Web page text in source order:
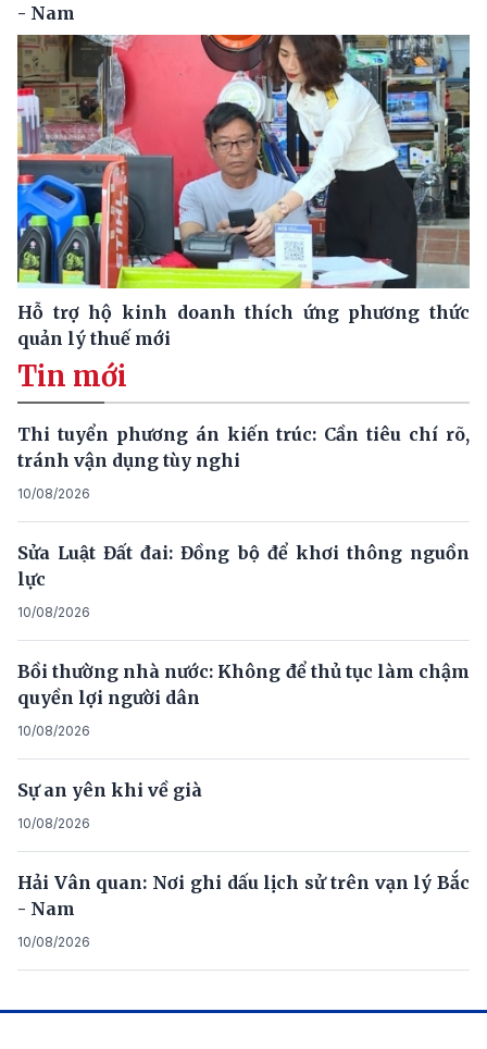
- Nam
Hỗ trợ hộ kinh doanh thích ứng phương thức
quản lý thuế mới
Tin mới
Thi tuyển phương án kiến trúc: Cần tiêu chí rõ,
tránh vận dụng tùy nghi
10/08/2026
Sửa Luật Đất đai: Đồng bộ để khơi thông nguồn
lực
10/08/2026
Bồi thường nhà nước: Không để thủ tục làm chậm
quyền lợi người dân
10/08/2026
Sự an yên khi về già
10/08/2026
Hải Vân quan: Nơi ghi dấu lịch sử trên vạn lý Bắc
- Nam
10/08/2026